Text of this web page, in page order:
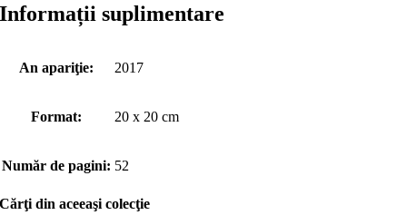
Informații suplimentare
An apariţie: 2017
Format: 20 x 20 cm
Număr de pagini: 52
Cărţi din aceeaşi colecţie